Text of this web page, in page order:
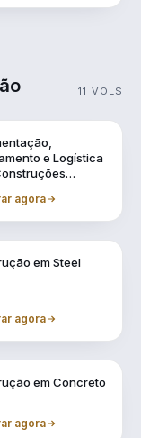
11 VOLS
e Logística
agora
em Steel
agora
em Concreto
agora